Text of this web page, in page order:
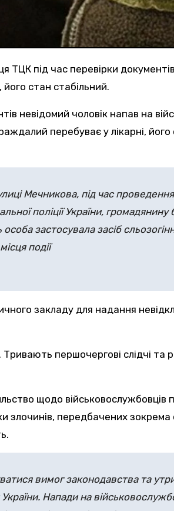
ТЦК під час перевірки
стан стабільний.
перебуває у лікарні,
Мечникова, під час
поліції України,
застосувала засіб
події
закладу для надання
першочергові слідчі
щодо військовослужбовців
передбачених зокрема
вимог законодавства та
Напади на